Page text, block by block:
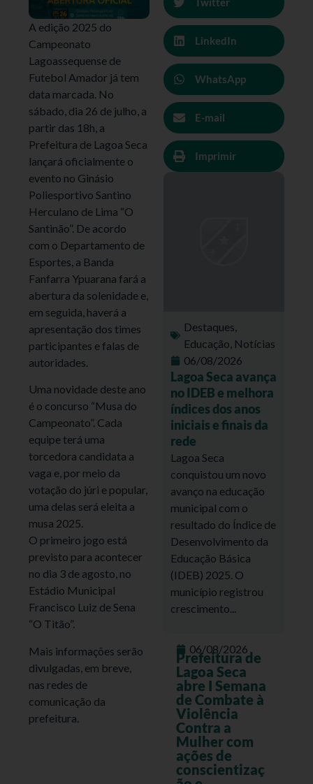
A edição 2025 do
Campeonato
Lagoassequense de
Futebol Amador já tem
data marcada. No
sábado, dia 26 de julho, a
partir das 18h, a
Prefeitura de Lagoa Seca
lançará oficialmente o
evento no Ginásio
Poliesportivo Santino
Herculano de Lima “O
Santinão”. De acordo
com o Departamento de
Esportes, a Banda
Fanfarra Ypuarana fará a
abertura da solenidade e,
em seguida, haverá a
apresentação dos times
participantes e falas de
autoridades.
Uma novidade deste ano
é o concurso “Musa do
Campeonato”. Cada
equipe terá uma
torcedora candidata a
vaga e, por meio da
votação do júri e popular,
uma delas será eleita a
musa 2025.
O primeiro jogo está
previsto para acontecer
no dia 3 de agosto, no
Estádio Municipal
Francisco Luiz de Sena
“O Titão”.
Mais informações serão
divulgadas, em breve,
nas redes de
comunicação da
prefeitura.
LinkedIn
WhatsApp
E-mail
Imprimir
Destaques,
Educação, Notícias
06/08/2026
Lagoa Seca avança
no IDEB e melhora
índices dos anos
iniciais e finais da
rede
Lagoa Seca
conquistou um novo
avanço na educação
municipal com o
resultado do Índice de
Desenvolvimento da
Educação Básica
(IDEB) 2025. O
município registrou
crescimento...
06/08/2026
Prefeitura de
Lagoa Seca
abre I Semana
de Combate à
Violência
Contra a
Mulher com
ações de
conscientizaç